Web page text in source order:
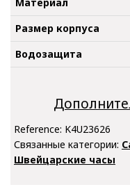
Размер корпуса
Водозащита
Reference: K4U23626
Связанные категории:
Швейцарские часы